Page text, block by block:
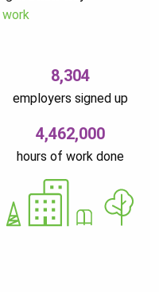
8,304
employers signed up
4,462,000
hours of work done